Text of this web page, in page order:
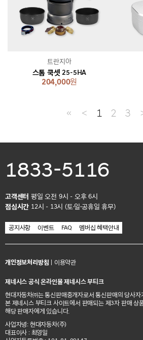
스톰 쿡셋 25-5HA
204,000원
트란지아
≪ ＜ 1 2 3
1833-5116
고객센터 평일 오전 9시 - 오후 6시
점심시간 12시 - 13시 (토·일·공휴일 휴무)
공지사항 이벤트 FAQ 멤버십 혜택안내
개인정보처리방침 | 이용약관
제네시스 공식 온라인몰 제네시스 부티크
현대자동차㈜는 통신판매중개자로서 통신판매의 당사자
본 제네시스 부티크 사이트에서 판매되는 제3자 판매 상
해당 판매자에게 있습니다.
사업자명: 현대자동차(주)
대표이사 : 최영일